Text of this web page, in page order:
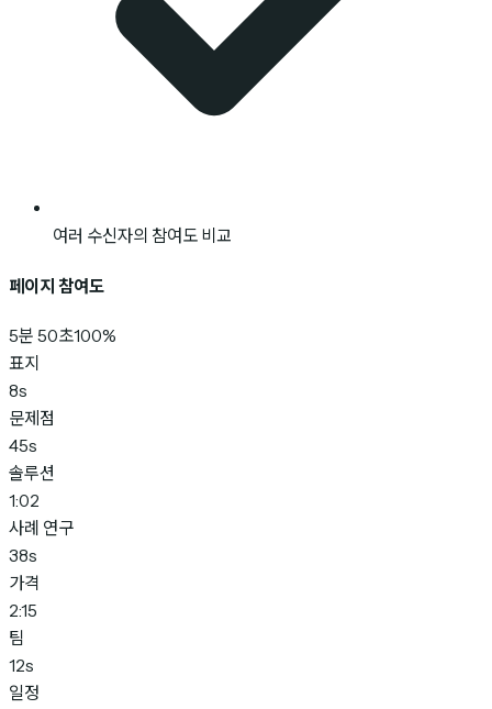
여러 수신자의 참여도 비교
페이지 참여도
5분 50초100%
표지
8s
문제점
45s
솔루션
1:02
사례 연구
38s
가격
2:15
팀
12s
일정